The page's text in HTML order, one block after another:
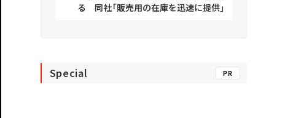
る 同社「販売用の在庫を迅速に提供」
Special PR